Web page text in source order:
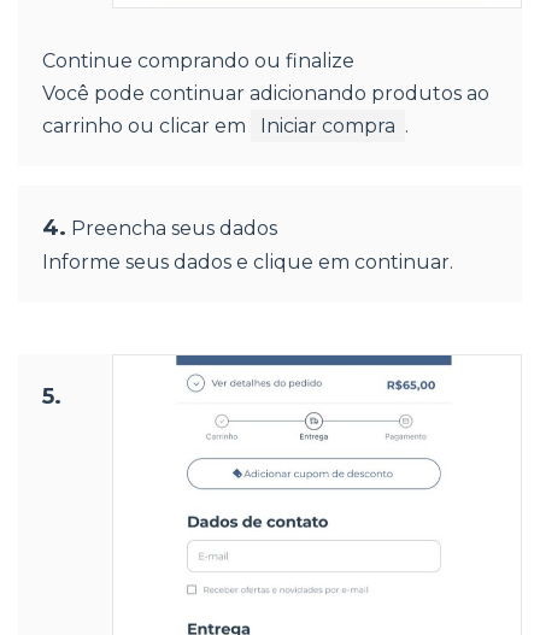
Continue comprando ou finalize
Você pode continuar adicionando produtos ao
carrinho ou clicar em
Iniciar compra .
4. Preencha seus dados
Informe seus dados e clique em continuar.
5.